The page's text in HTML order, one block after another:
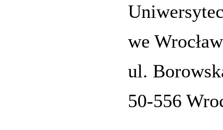
we
ul.
50-556